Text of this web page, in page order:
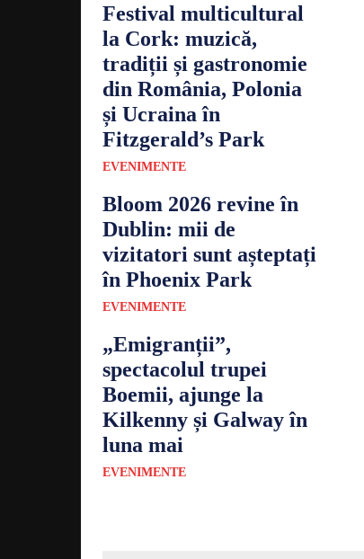
Festival multicultural
la Cork: muzică,
tradiții și gastronomie
din România, Polonia
și Ucraina în
Fitzgerald’s Park
EVENIMENTE
Bloom 2026 revine în
Dublin: mii de
vizitatori sunt așteptați
în Phoenix Park
EVENIMENTE
„Emigranții”,
spectacolul trupei
Boemii, ajunge la
Kilkenny și Galway în
luna mai
EVENIMENTE